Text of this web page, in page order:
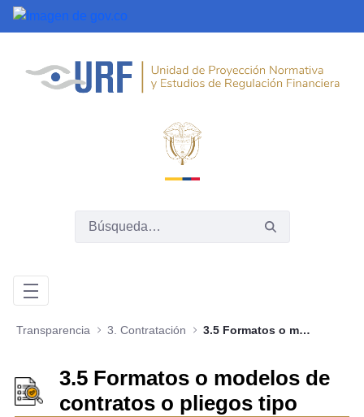
Saltar al contenido principal
Transparencia 3. Contratación 3.5 Formatos o modelos de contratos o pliegos tipo
3.5 Formatos o modelos de
contratos o pliegos tipo